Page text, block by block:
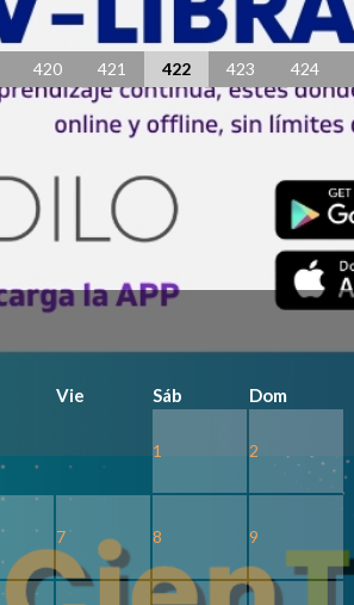
420 421 422 423 424
Vie Sáb Dom
1 2
7 8 9